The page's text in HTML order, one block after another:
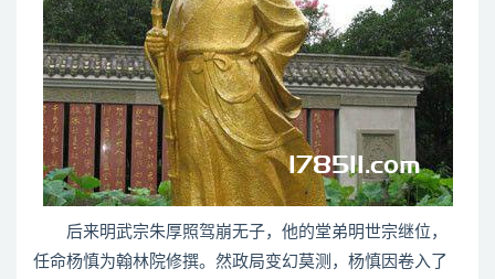
后来明武宗朱厚照驾崩无子，他的堂弟明世宗继位，
任命杨慎为翰林院修撰。然政局变幻莫测，杨慎因卷入了